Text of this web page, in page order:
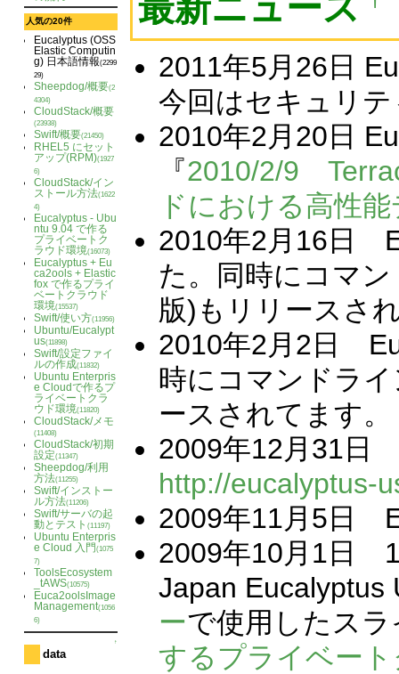
人気の20件
Eucalyptus (OSS
Elastic Computin
g) 日本語情報(2299
29)
Sheepdog/概要(2
4304)
CloudStack/概要
(23938)
Swift/概要(21450)
RHEL5 にセット
アップ(RPM)(1927
6)
CloudStack/イン
ストール方法(1622
4)
Eucalyptus - Ubu
ntu 9.04 で作る
プライベートク
ラウド環境(16073)
Eucalyptus + Eu
ca2ools + Elastic
fox で作るプライ
ベートクラウド
環境(15537)
Swift/使い方(11956)
Ubuntu/Eucalypt
us(11898)
Swift/設定ファイ
ルの作成(11832)
Ubuntu Enterpris
e Cloudで作るプ
ライベートクラ
ウド環境(11820)
CloudStack/メモ
(11408)
CloudStack/初期
設定(11347)
Sheepdog/利用
方法(11255)
Swift/インストー
ル方法(11206)
Swift/サーバの起
動とテスト(11197)
Ubuntu Enterpris
e Cloud 入門(1075
7)
ToolsEcosystem
_tAWS(10575)
Euca2oolsImage
Management(1056
6)
↑
data
最新ニュース
2011年5月26日
今回はセキュリ
2010年2月20日
『2010/2/9
ドにおける高性
2010年2月16日
た。同時にコマ
版)もリリースさ
2010年2月2日
時にコマンドラ
ースされてます。
2009年12月31日
http://eucalyptus-
2009年11月5日
2009年10月1日
Japan Eucalyptus
ーで使用したスラ
するプライベー